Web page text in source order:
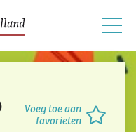
Voeg toe aan
favorieten